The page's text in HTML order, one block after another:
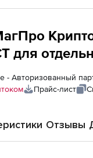
для
- Авторизованный
Прайс-лист
Отзывы